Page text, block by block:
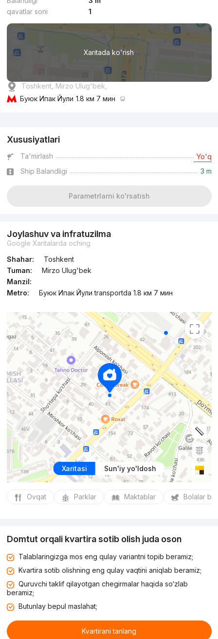
qavatlar soni
1
Xaritada ko'rish
Toshkent, Mirzo Ulug'bek,
Буюк Ипак Йули 1.8 км 7 мин
Xususiyatlari
Ta'mirlash Yo'q
Ship Balandligi 3 m
Parametrlarni ko'rsatish
Joylashuv va infratuzilma
Google Xaritalarda oching
Shahar:
Toshkent
Tuman:
Mirzo Ulug'bek
Manzil:
Metro:
Буюк Ипак Йули transportda 1.8 км 7 мин
Xaritasi Sun'iy yo'ldosh
Ovqat Parklar Maktablar Bolalar
Domtut orqali kvartira sotib olish juda oson
Talablaringizga mos eng qulay variantni topib beramiz;
Kvartira sotib olishning eng qulay vaqtini aniqlab beramiz;
Quruvchi taklif qilayotgan chegirmalar haqida so‘zlab
beramiz;
Butunlay bepul maslahat;
Kvartirani tanlang